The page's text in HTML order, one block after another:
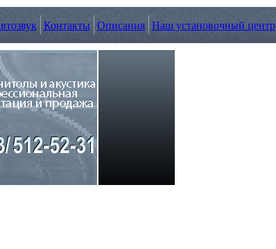
Контакты Описания Наш установочный центр